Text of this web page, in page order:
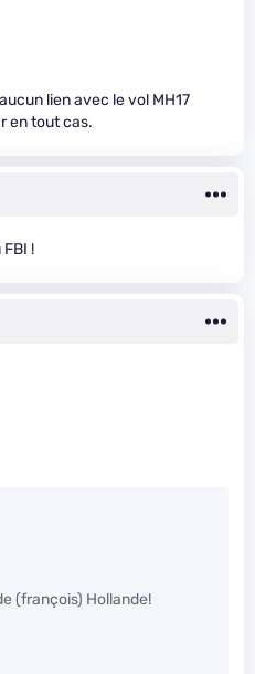
aucun lien avec le vol MH17
en tout cas.
!
(françois) Hollande!